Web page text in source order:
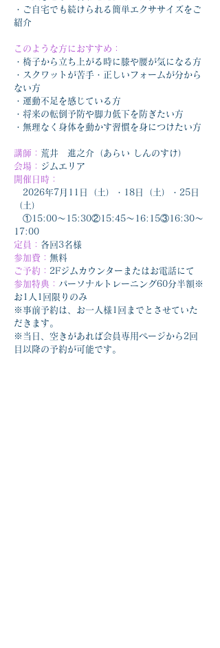
・ご自宅でも続けられる簡単エクササイズをご
紹介
このような方におすすめ：
・椅子から立ち上がる時に膝や腰が気になる方
・スクワットが苦手・正しいフォームが分から
ない方
・運動不足を感じている方
・将来の転倒予防や脚力低下を防ぎたい方
・無理なく身体を動かす習慣を身につけたい方
講師： 荒井　進之介（あらい しんのすけ）
会場：
ジムエリア
開催日時：
2026年7月11日（土）・18日（土）・25日
（土）
①15:00～15:30②15:45～16:15③16:30～
17:00
定員： 各回3名様
参加費： 無料
ご予約： 2Fジムカウンターまたはお電話にて
参加特典： パーソナルトレーニング60分半額※
お1人1回限りのみ
※事前予約は、お一人様1回までとさせていた
だきます。
※当日、空きがあれば会員専用ページから2回
目以降の予約が可能です。